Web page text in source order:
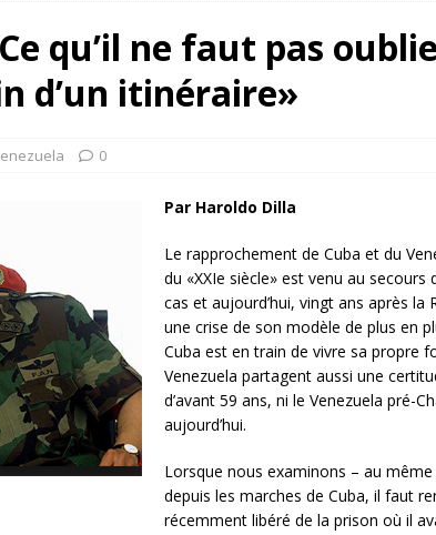
sur la “fraude électorale” était une blague de mauvais
comptent: l’urgence de la démilitarisation de la Police militaire
qu’il ne faut pas
d’un itinéraire»
0
Par Haroldo Dilla
Le rapprochement de Cuba et du
du «XXIe siècle» est venu au secours
cas et aujourd’hui, vingt ans après
une crise de son modèle de plus en
Cuba est en train de vivre sa propre
Venezuela partagent aussi une
d’avant 59 ans, ni le Venezuela pré-
aujourd’hui.
Lorsque nous examinons – au
depuis les marches de Cuba, il faut
récemment libéré de la prison où il